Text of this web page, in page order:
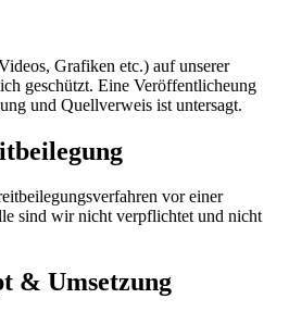
Grafiken etc.) auf unserer
geschützt. Eine Veröffentlicheung
und Quellverweis ist untersagt.
vor einer
sind wir nicht verpflichtet und nicht
& Umsetzung